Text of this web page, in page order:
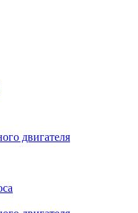
двигателя